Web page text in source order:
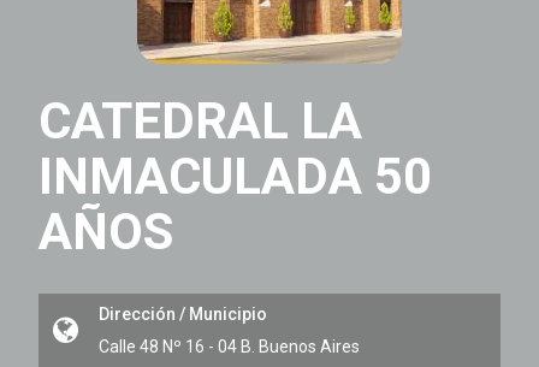
CATEDRAL LA
INMACULADA 50
AÑOS
Dirección / Municipio
Calle 48 Nº 16 - 04 B. Buenos Aires